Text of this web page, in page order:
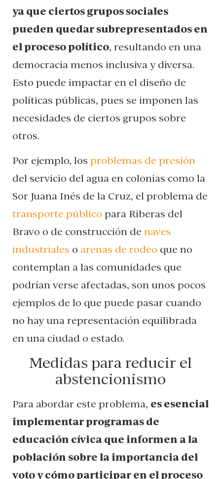
ya que ciertos grupos sociales
pueden quedar subrepresentados en
el proceso político, resultando en una
democracia menos inclusiva y diversa.
Esto puede impactar en el diseño de
políticas públicas, pues se imponen las
necesidades de ciertos grupos sobre
otros.
Por ejemplo, los problemas de presión
del servicio del agua en colonias como la
Sor Juana Inés de la Cruz, el problema de
transporte público para Riberas del
Bravo o de construcción de naves
industriales o arenas de rodeo que no
contemplan a las comunidades que
podrían verse afectadas, son unos pocos
ejemplos de lo que puede pasar cuando
no hay una representación equilibrada
en una ciudad o estado.
Medidas para reducir el
abstencionismo
Para abordar este problema, es esencial
implementar programas de
educación cívica que informen a la
población sobre la importancia del
voto y cómo participar en el proceso